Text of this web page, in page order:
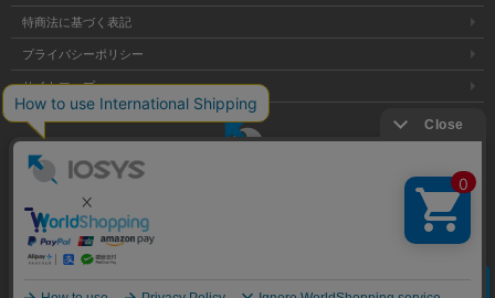
特商法に基づく表記
プライバシーポリシー
サイトマップ
Copyright © 株式会社イオシス All Rights Reserved. クリア